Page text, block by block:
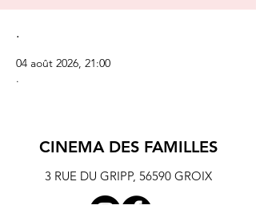
.
04 août 2026, 21:00
.
CINEMA DES FAMILLES
3 RUE DU GRIPP, 56590 GROIX